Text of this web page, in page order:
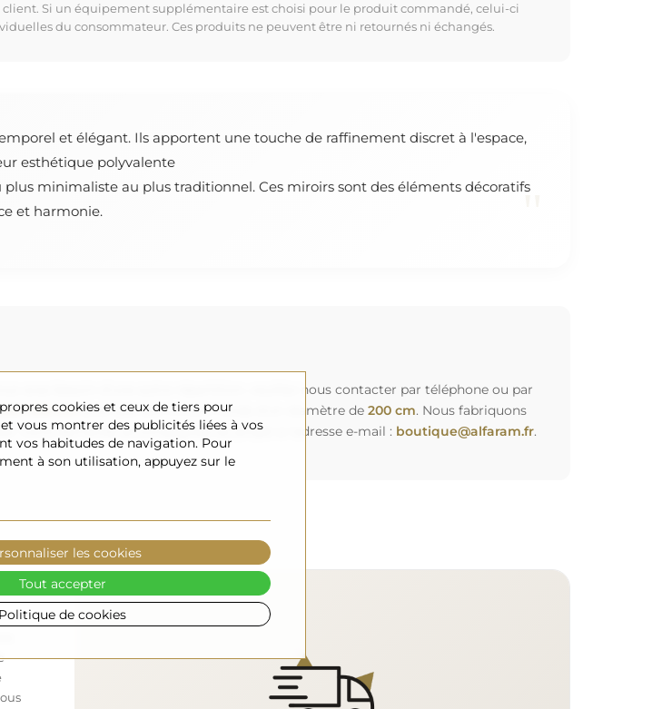
Si un équipement supplémentaire est choisi pour le produit commandé, celui-ci
du consommateur. Ces produits ne peuvent être ni retournés ni échangés.
et élégant. Ils apportent une touche de raffinement discret à l'espace,
esthétique polyvalente
plus minimaliste au plus traditionnel. Ces miroirs sont des éléments décoratifs
et harmonie.
"
avez besoin d'une autre répartition, veuillez nous contacter par téléphone ou par
200×300 cmainsi que des miroirs ronds d'un diamètre de 200 cm. Nous fabriquons
votre demande accompagnée du projet à l'adresse e-mail : boutique@alfaram.fr.
cookies et ceux de tiers pour
vous montrer des publicités liées à vos
vos habitudes de navigation. Pour
à son utilisation, appuyez sur le
Politique de cookies
les cookies
Tout accepter